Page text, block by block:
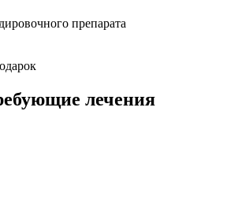
препарата
лечения